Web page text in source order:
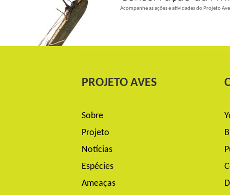
_Acompanhe as ações e atividades do Projeto
PROJETO AVES
Sobre
Projeto
Notícias
Espécies
Ameaças